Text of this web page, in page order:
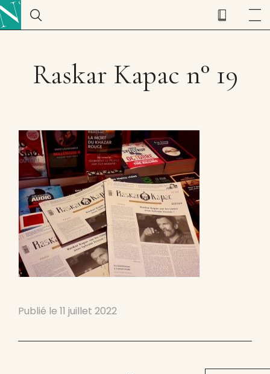
Raskar Kapac n° 19
Publié le 11 juillet 2022